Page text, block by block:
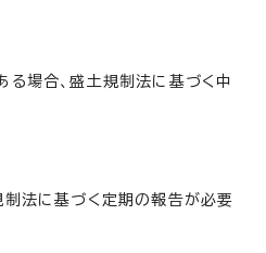
場合、盛土規制法に基づく中
法に基づく定期の報告が必要